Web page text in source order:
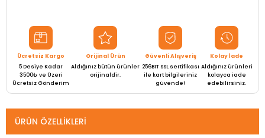
Ücretsiz Kargo
5 Desiye Kadar
3500₺ ve Üzeri
Ücretsiz Gönderim
Orijinal Ürün
Aldığınız bütün ürünler
orijinaldir.
Güvenli Alışveriş
256BIT SSL sertifikası
ile kart bilgileriniz
güvende!
Kolay İade
Aldığınız ürünleri
kolayca iade
edebilirsiniz.
ÜRÜN ÖZELLIKLERI